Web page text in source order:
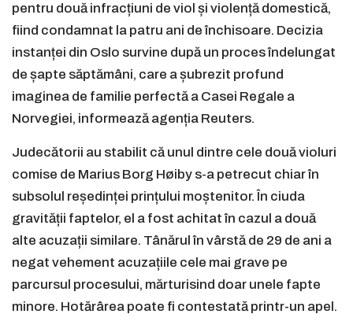
pentru două infracțiuni de viol și violență domestică,
fiind condamnat la patru ani de închisoare. Decizia
instanței din Oslo survine după un proces îndelungat
de șapte săptămâni, care a șubrezit profund
imaginea de familie perfectă a Casei Regale a
Norvegiei, informează agenția Reuters.
Judecătorii au stabilit că unul dintre cele două violuri
comise de Marius Borg Høiby s-a petrecut chiar în
subsolul reședinței prințului moștenitor. În ciuda
gravității faptelor, el a fost achitat în cazul a două
alte acuzații similare. Tânărul în vârstă de 29 de ani a
negat vehement acuzațiile cele mai grave pe
parcursul procesului, mărturisind doar unele fapte
minore. Hotărârea poate fi contestată printr-un apel.